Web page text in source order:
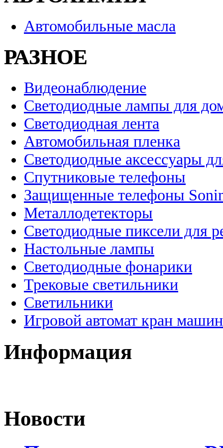
Автомобильные масла
РАЗНОЕ
Видеонаблюдение
Светодиодные лампы для
Светодиодная лента
Автомобильная пленка
Светодиодные аксессуары
Спутниковые телефоны
Защищенные телефоны
Металлодетекторы
Светодиодные пиксели для
Настольные лампы
Светодиодные фонарики
Трековые светильники
Светильники
Игровой автомат кран
Информация
Новости